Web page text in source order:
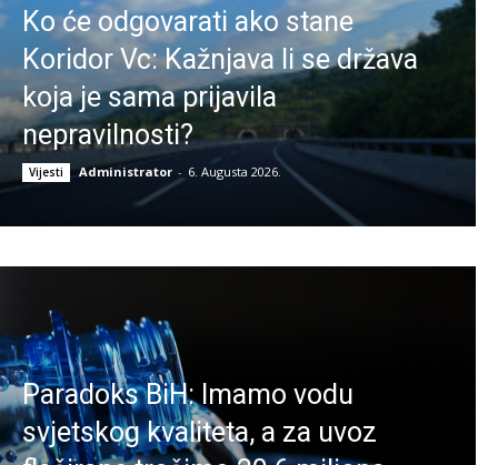
Ko će odgovarati ako stane
Koridor Vc: Kažnjava li se država
koja je sama prijavila
nepravilnosti?
Vijesti Administrator - 6. Augusta 2026.
Paradoks BiH: Imamo vodu
svjetskog kvaliteta, a za uvoz